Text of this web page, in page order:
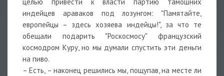
индейцев араваков под лозунгом: "Памятайте,
европейцы – здесь хозяева индейцы!", за что те
обещали подарить "Роскосмосу" французский
космодром Куру, но мы думали спустить эти деньги
на пиво.
– Есть, – наконец решились мы, пощупав, на месте ли